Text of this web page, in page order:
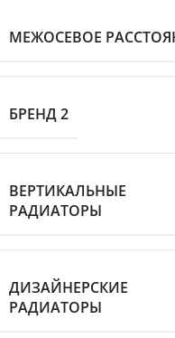
МЕЖОСЕВОЕ
БРЕНД 2
ВЕРТИКАЛЬНЫЕ
РАДИАТОРЫ
ДИЗАЙНЕРСКИЕ
РАДИАТОРЫ